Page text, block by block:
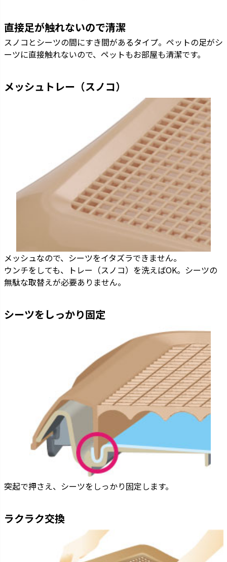
直接足が触れないので清潔
スノコとシーツの間にすき間があるタイプ。ペットの足がシ
ーツに直接触れないので、ペットもお部屋も清潔です。
メッシュトレー（スノコ）
メッシュなので、シーツをイタズラできません。
ウンチをしても、トレー（スノコ）を洗えばOK。シーツの
無駄な取替えが必要ありません。
シーツをしっかり固定
突起で押さえ、シーツをしっかり固定します。
ラクラク交換